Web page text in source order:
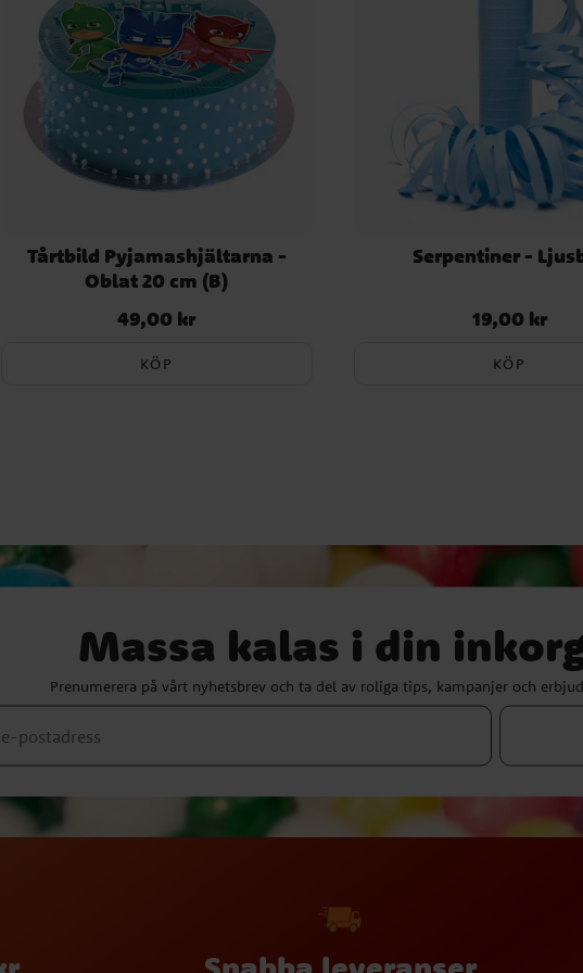
Tårtbild Pyjamashjältarna -
Oblat 20 cm (B)
Pris:49,00 kr
49,00 kr
KÖP
Serpentiner -
Pris:19,00 kr
19,00 kr
KÖP
Massa kalas i din
Prenumerera på vårt nyhetsbrev och ta del av roliga tips, kampanjer och